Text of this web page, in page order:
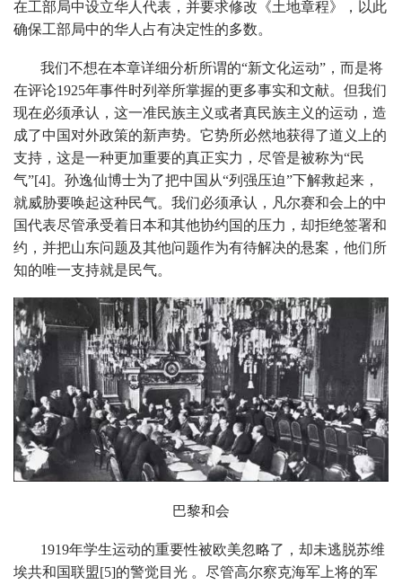
在工部局中设立华人代表，并要求修改《土地章程》，以此
确保工部局中的华人占有决定性的多数。
我们不想在本章详细分析所谓的“新文化运动”，而是将
在评论1925年事件时列举所掌握的更多事实和文献。但我们
现在必须承认，这一准民族主义或者真民族主义的运动，造
成了中国对外政策的新声势。它势所必然地获得了道义上的
支持，这是一种更加重要的真正实力，尽管是被称为“民
气”[4]。孙逸仙博士为了把中国从“列强压迫”下解救起来，
就威胁要唤起这种民气。我们必须承认，凡尔赛和会上的中
国代表尽管承受着日本和其他协约国的压力，却拒绝签署和
约，并把山东问题及其他问题作为有待解决的悬案，他们所
知的唯一支持就是民气。
巴黎和会
1919年学生运动的重要性被欧美忽略了，却未逃脱苏维
埃共和国联盟[5]的警觉目光 。尽管高尔察克海军上将的军